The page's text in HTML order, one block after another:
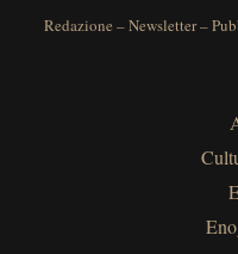
Redazione –Newsletter–